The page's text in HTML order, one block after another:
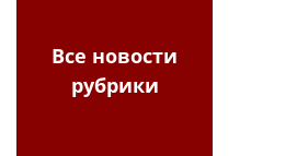
Все новости
рубрики